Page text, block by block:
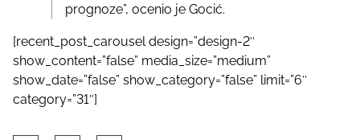
prognoze”, ocenio je Gocić.
[recent_post_carousel design=”design-2″
show_content=”false” media_size=”medium”
show_date=”false” show_category=”false” limit=”6″
category=”31″]